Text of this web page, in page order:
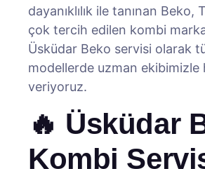
dayanıklılık ile tanınan Beko,
çok tercih edilen kombi
Üsküdar Beko servisi olarak
modellerde uzman ekibimizle
veriyoruz.
🔥 Üsküdar
Kombi